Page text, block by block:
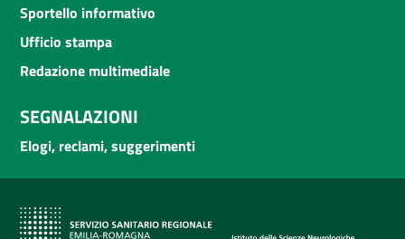
Sportello informativo
Ufficio stampa
Redazione multimediale
SEGNALAZIONI
Elogi, reclami, suggerimenti